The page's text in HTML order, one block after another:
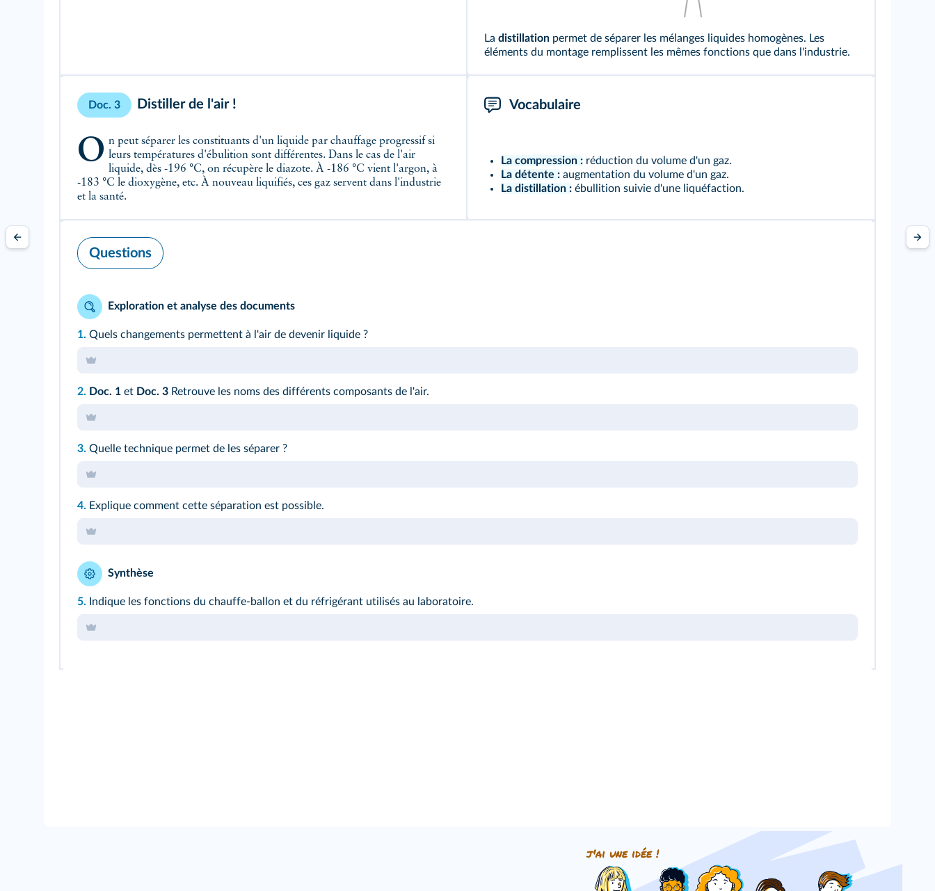
La distillation permet de séparer les mélanges liquides homogènes. Les
éléments du montage remplissent les mêmes fonctions que dans l'industrie.
Doc. 3 Distiller de l'air !
On peut séparer les constituants d'un liquide par chauffage progressif si leurs températures d'ébulition sont différentes. Dans le cas de l'air
liquide, dès -196 °C, on récupère le diazote. À -186 °C vient l'argon, à
-183 °C le dioxygène, etc. À nouveau liquifiés, ces gaz servent dans l'industrie
et la santé.
Vocabulaire
La compression : réduction du volume d'un gaz.
La détente : augmentation du volume d'un gaz.
La distillation : ébullition suivie d'une liquéfaction.
Questions
Exploration et analyse des documents
1. Quels changements permettent à l'air de devenir liquide ?
2. Doc. 1 et Doc. 3 Retrouve les noms des différents composants de l'air.
3. Quelle technique permet de les séparer ?
4. Explique comment cette séparation est possible.
Synthèse
5. Indique les fonctions du chauffe-ballon et du réfrigérant utilisés au laboratoire.
j'ai une idée !